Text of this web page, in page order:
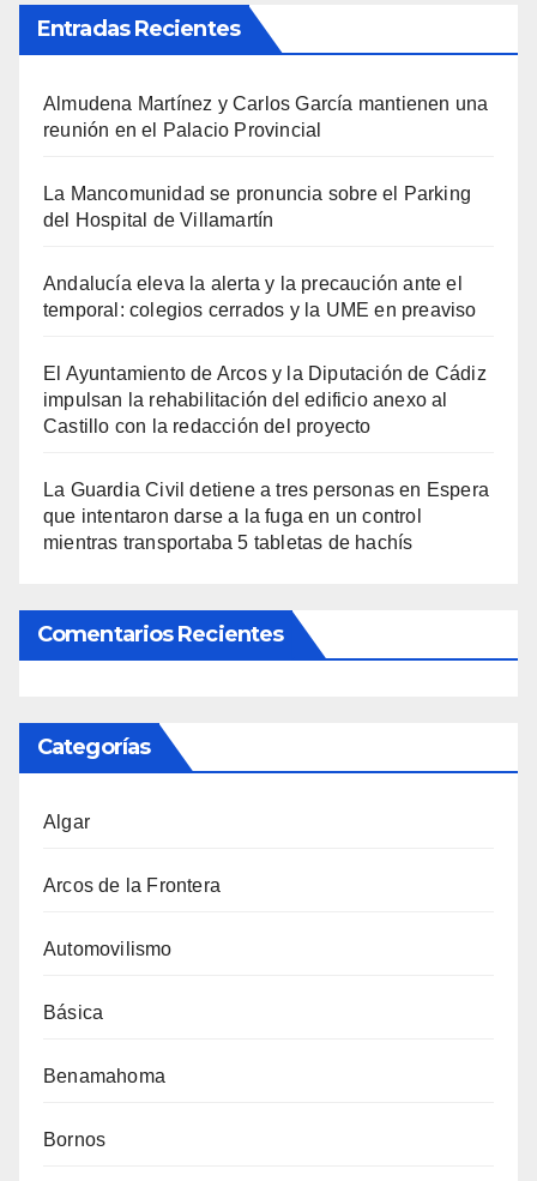
Entradas Recientes
Almudena Martínez y Carlos García mantienen una
reunión en el Palacio Provincial
La Mancomunidad se pronuncia sobre el Parking
del Hospital de Villamartín
Andalucía eleva la alerta y la precaución ante el
temporal: colegios cerrados y la UME en preaviso
El Ayuntamiento de Arcos y la Diputación de Cádiz
impulsan la rehabilitación del edificio anexo al
Castillo con la redacción del proyecto
La Guardia Civil detiene a tres personas en Espera
que intentaron darse a la fuga en un control
mientras transportaba 5 tabletas de hachís
Comentarios Recientes
Categorías
Algar
Arcos de la Frontera
Automovilismo
Básica
Benamahoma
Bornos